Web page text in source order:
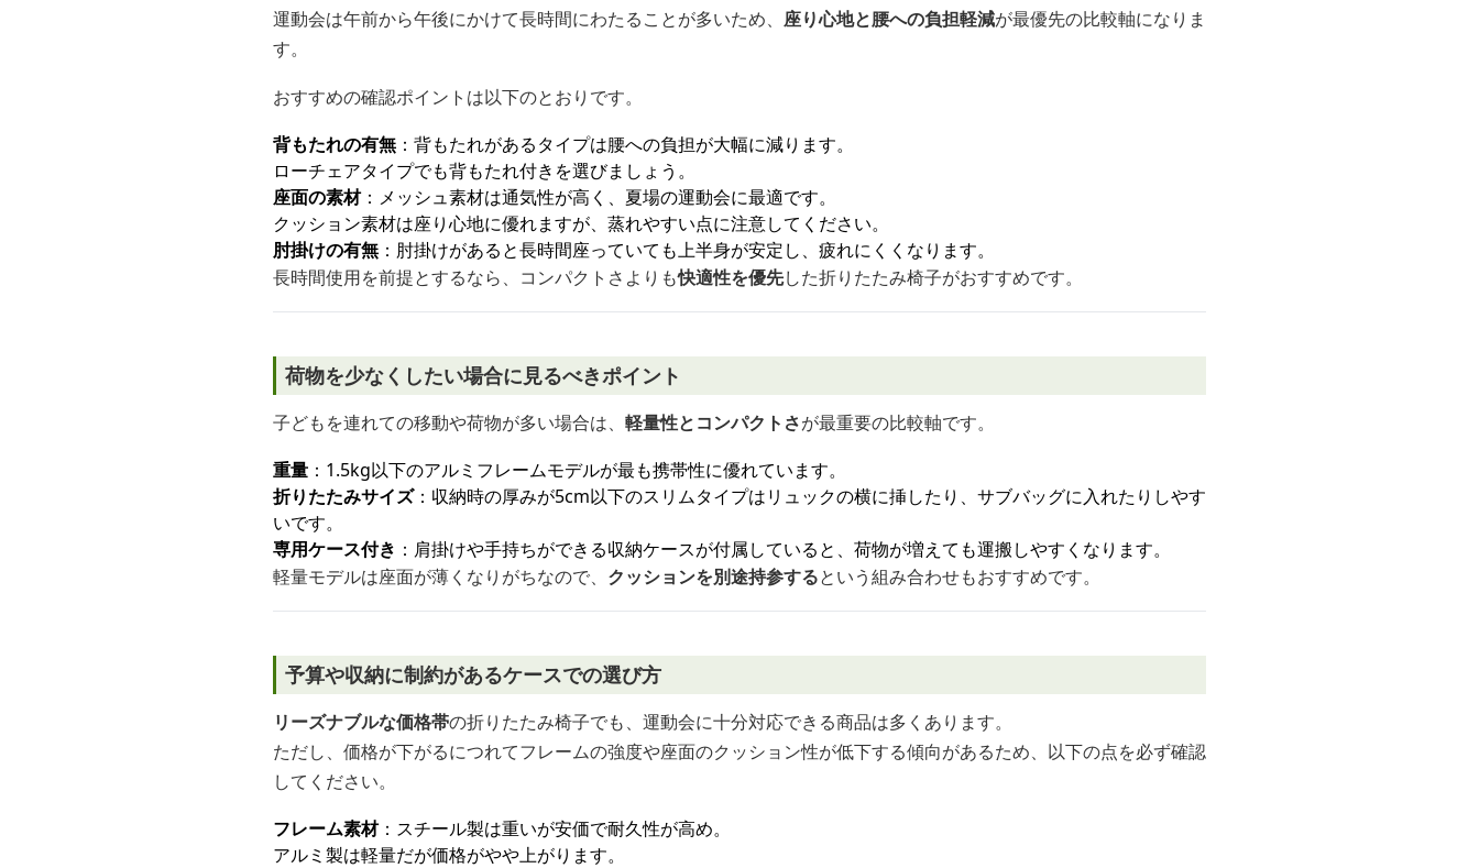
運動会は午前から午後にかけて長時間にわたることが多いため、 座り心地と腰への負担軽減が最優先の比較軸になりま
す。
おすすめの確認ポイントは以下のとおりです。
背もたれの有無 ：背もたれがあるタイプは腰への負担が大幅に減ります。
ローチェアタイプでも背もたれ付きを選びましょう。
座面の素材：メッシュ素材は通気性が高く、夏場の運動会に最適です。
クッション素材は座り心地に優れますが、蒸れやすい点に注意してください。
肘掛けの有無 ：肘掛けがあると長時間座っていても上半身が安定し、疲れにくくなります。
長時間使用を前提とするなら、コンパクトさよりも快適性を優先した折りたたみ椅子がおすすめです。
荷物を少なくしたい場合に見るべきポイント
子どもを連れての移動や荷物が多い場合は、 軽量性とコンパクトさが最重要の比較軸です。
重量 ：1.5kg以下のアルミフレームモデルが最も携帯性に優れています。
折りたたみサイズ：収納時の厚みが5cm以下のスリムタイプはリュックの横に挿したり、サブバッグに入れたりしやす
いです。
専用ケース付き ：肩掛けや手持ちができる収納ケースが付属していると、荷物が増えても運搬しやすくなります。
軽量モデルは座面が薄くなりがちなので、 クッションを別途持参するという組み合わせもおすすめです。
予算や収納に制約があるケースでの選び方
リーズナブルな価格帯の折りたたみ椅子でも、運動会に十分対応できる商品は多くあります。
ただし、価格が下がるにつれてフレームの強度や座面のクッション性が低下する傾向があるため、以下の点を必ず確認
してください。
フレーム素材：スチール製は重いが安価で耐久性が高め。
アルミ製は軽量だが価格がやや上がります。